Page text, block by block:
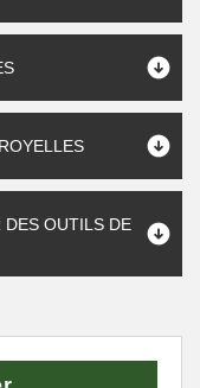
DES OUTILS DE